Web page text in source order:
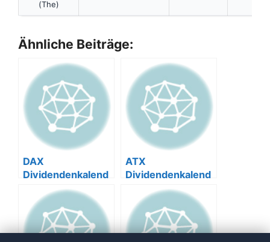
Ähnliche Beiträge:
DAX
Dividendenkalend
er 2026
ATX
Dividendenkalend